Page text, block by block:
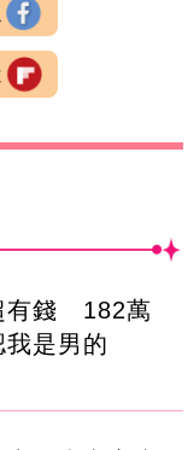
有錢 182萬
是男的